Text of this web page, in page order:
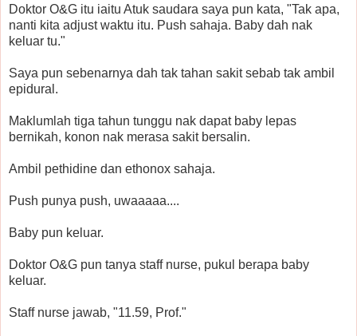
Doktor O&G itu iaitu Atuk saudara saya pun kata, "Tak apa,
nanti kita adjust waktu itu. Push sahaja. Baby dah nak
keluar tu."
Saya pun sebenarnya dah tak tahan sakit sebab tak ambil
epidural.
Maklumlah tiga tahun tunggu nak dapat baby lepas
bernikah, konon nak merasa sakit bersalin.
Ambil pethidine dan ethonox sahaja.
Push punya push, uwaaaaa....
Baby pun keluar.
Doktor O&G pun tanya staff nurse, pukul berapa baby
keluar.
Staff nurse jawab, "11.59, Prof."